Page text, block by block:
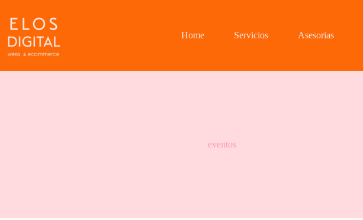
contenido
Home
Servicios Asesorias
eventos